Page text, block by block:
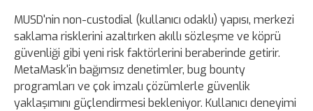
MUSD'nin non-custodial (kullanıcı odaklı) yapısı, merkezi
saklama risklerini azaltırken akıllı sözleşme ve köprü
güvenliği gibi yeni risk faktörlerini beraberinde getirir.
MetaMask'in bağımsız denetimler, bug bounty
programları ve çok imzalı çözümlerle güvenlik
yaklaşımını güçlendirmesi bekleniyor. Kullanıcı deneyimi